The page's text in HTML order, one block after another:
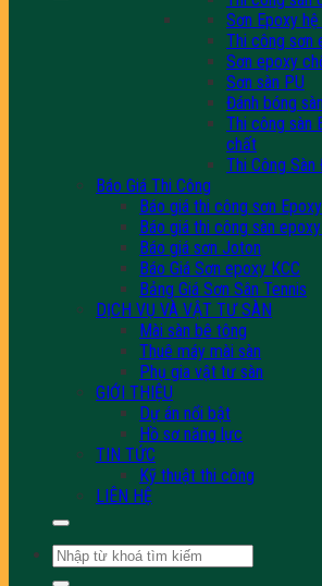
Sơn Epoxy hệ
Thi công sơn
Sơn epoxy
Sơn sàn PU
Đánh bóng
Thi công sàn
chất
Thi Công
Báo Giá Thi Công
Báo giá thi công sơn Epoxy
Báo giá thi công sàn
Báo giá sơn Joton
Báo Giá Sơn epoxy KCC
Bảng Giá Sơn Sân Tennis
DỊCH VỤ VÀ VẬT TƯ SÀN
Mài sàn bê tông
Thuê máy mài sàn
Phụ gia vật tư sàn
GIỚI THIỆU
Dự án nổi bật
Hồ sơ năng lực
TIN TỨC
Kỹ thuật thi công
LIÊN HỆ
Tìm
kiếm: